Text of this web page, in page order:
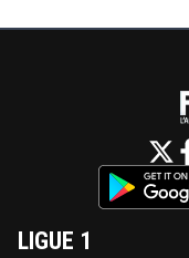
LIGUE 1